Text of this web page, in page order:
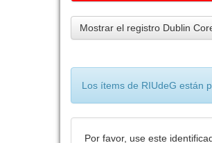
Mostrar el registro Dublin
Los ítems de RIUdeG están
Por favor, use este